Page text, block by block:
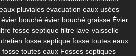
pluviales évacuation eaux usées
évier bouché évier bouché graisse Évier
fosse septique filtre lave-vaisselle
fosse septique fosse toutes eaux
fosse toutes eaux Fosses septiques